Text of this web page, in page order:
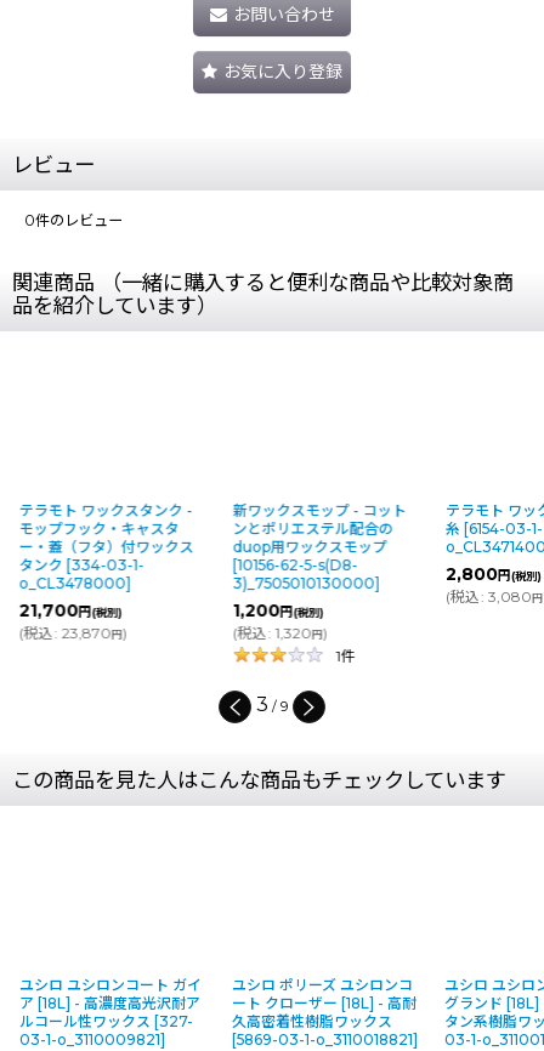
お問い合わせ
お気に入り登録
レビュー
0件のレビュー
関連商品 （一緒に購入すると便利な商品や比較対象商
品を紹介しています）
テラモト ワックスタンク -
モップフック・キャスタ
ー・蓋（フタ）付ワックス
タンク [334-03-1-
o_CL3478000]
21,700円(税別)
(税込: 23,870円)
新ワックスモップ - コット
ンとポリエステル配合の
duop用ワックスモップ
[10156-62-5-s(D8-
3)_7505010130000]
1,200円(税別)
(税込: 1,320円)
1件
テラモト ワッ
糸 [6154-03-1-
2,800円(税別)
(税込: 3,080円
3 / 9
この商品を見た人はこんな商品もチェックしています
ユシロ ユシロンコート ガイ
ア [18L] - 高濃度高光沢耐ア
ルコール性ワックス [327-
03-1-o_3110009821]
ユシロ ポリーズ ユシロンコ
ート クローザー [18L] - 高耐
久高密着性樹脂ワックス
[5869-03-1-o_3110018821]
ユシロ ユシロ
グランド
タン系樹脂ワ
03-1-